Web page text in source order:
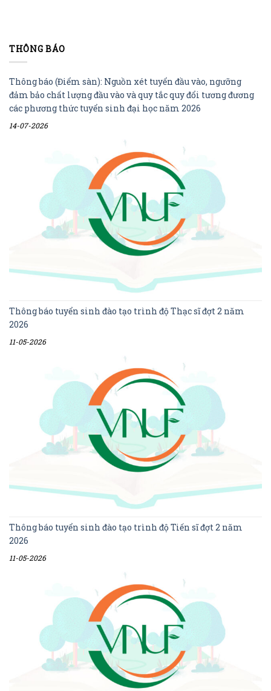
THÔNG BÁO
Thông báo (Điểm sàn): Nguồn xét tuyển đầu vào, ngưỡng
đảm bảo chất lượng đầu vào và quy tắc quy đổi tương đương
các phương thức tuyển sinh đại học năm 2026
14-07-2026
Thông báo tuyển sinh đào tạo trình độ Thạc sĩ đợt 2 năm
2026
11-05-2026
Thông báo tuyển sinh đào tạo trình độ Tiến sĩ đợt 2 năm
2026
11-05-2026